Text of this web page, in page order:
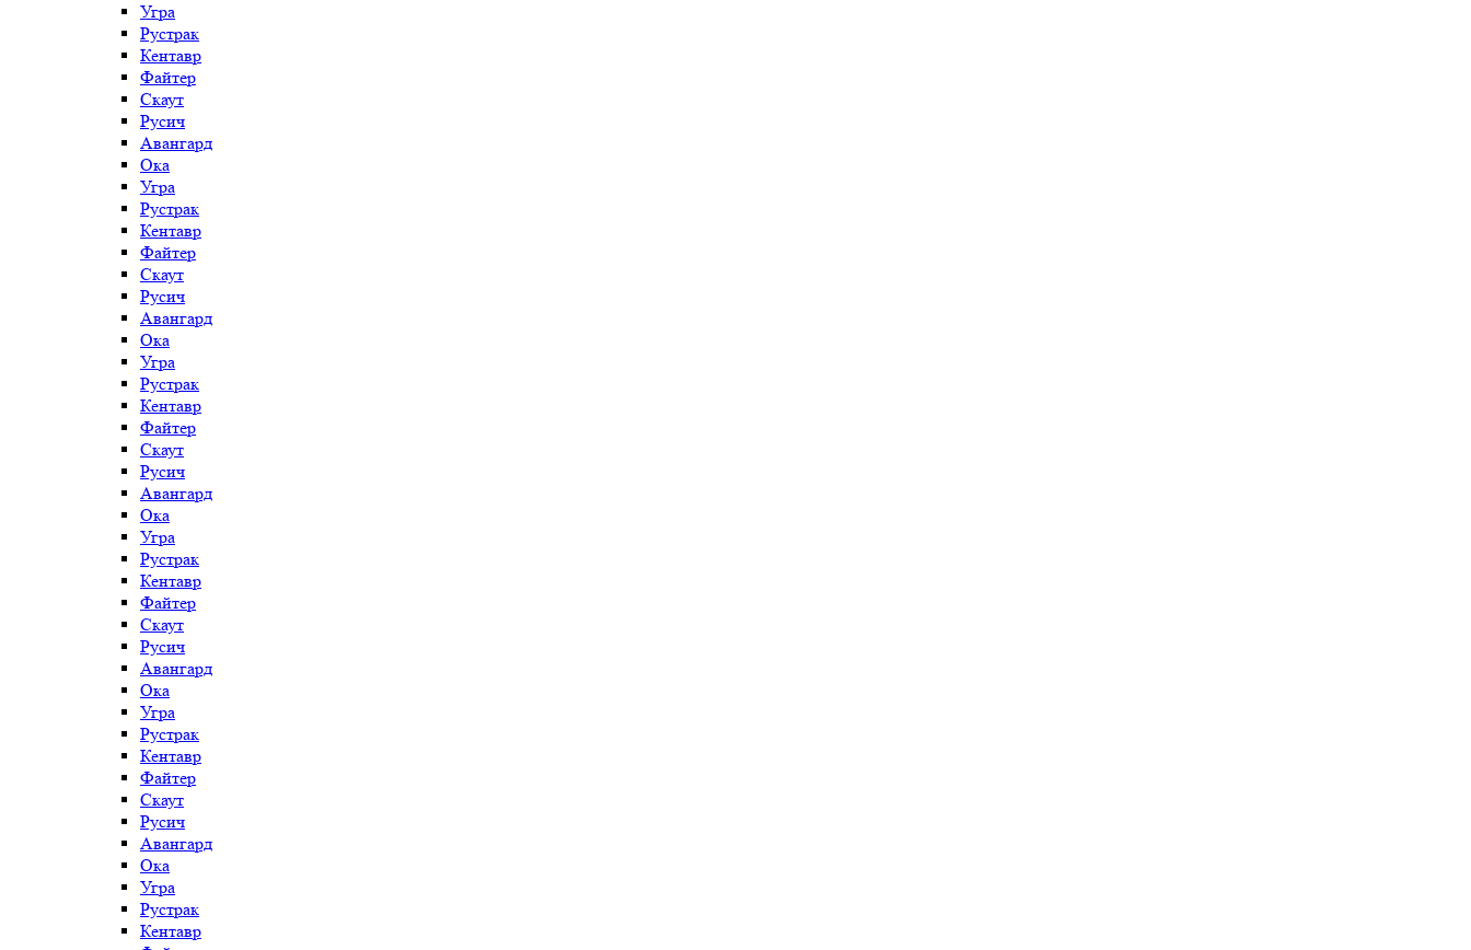
Угра
Рустрак
Кентавр
Файтер
Скаут
Русич
Авангард
Ока
Угра
Рустрак
Кентавр
Файтер
Скаут
Русич
Авангард
Ока
Угра
Рустрак
Кентавр
Файтер
Скаут
Русич
Авангард
Ока
Угра
Рустрак
Кентавр
Файтер
Скаут
Русич
Авангард
Ока
Угра
Рустрак
Кентавр
Файтер
Скаут
Русич
Авангард
Ока
Угра
Рустрак
Кентавр